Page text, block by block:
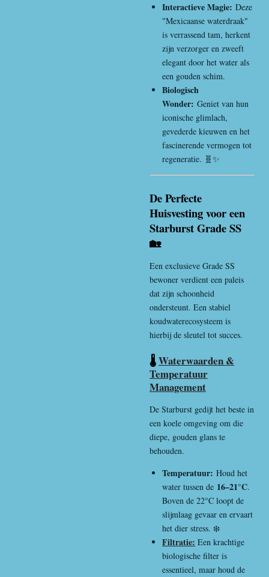
Interactieve Magie: Deze
"Mexicaanse waterdraak"
is verrassend tam, herkent
zijn verzorger en zweeft
elegant door het water als
een gouden schim.
Biologisch
Wonder: Geniet van hun
iconische glimlach,
gevederde kieuwen en het
fascinerende vermogen tot
regeneratie. 🧬✨
De Perfecte
Huisvesting voor een
Starburst Grade SS
🏡
Een exclusieve Grade SS
bewoner verdient een paleis
dat zijn schoonheid
ondersteunt. Een stabiel
koudwaterecosysteem is
hierbij de sleutel tot succes.
🌡️Waterwaarden &
Temperatuur
Management
De Starburst gedijt het beste in
een koele omgeving om die
diepe, gouden glans te
behouden.
Temperatuur: Houd het
water tussen de 16–21°C.
Boven de 22°C loopt de
slijmlaag gevaar en ervaart
het dier stress. ❄️
Filtratie: Een krachtige
biologische filter is
essentieel, maar houd de